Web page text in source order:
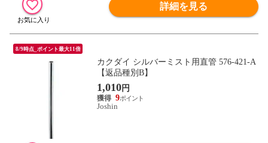
詳細を見る
8/9時点_ポイント最大11倍
カクダイ シルバーミスト用直管 576-421-A
【返品種別B】
1,010円
9
Joshin